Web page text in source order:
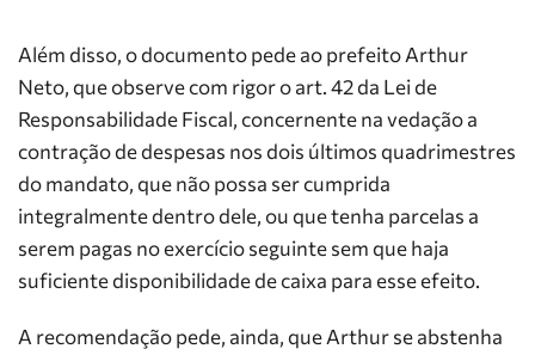
Além disso, o documento pede ao prefeito Arthur
Neto, que observe com rigor o art. 42 da Lei de
Responsabilidade Fiscal, concernente na vedação a
contração de despesas nos dois últimos quadrimestres
do mandato, que não possa ser cumprida
integralmente dentro dele, ou que tenha parcelas a
serem pagas no exercício seguinte sem que haja
suficiente disponibilidade de caixa para esse efeito.
A recomendação pede, ainda, que Arthur se abstenha